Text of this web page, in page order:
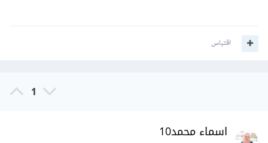
اقتباس
1
اسماء محمد10